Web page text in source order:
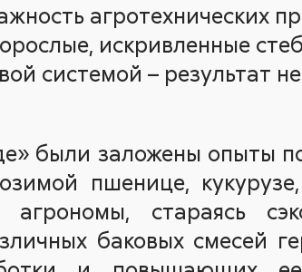
агротехнических
искривленные
системой – результат
были заложены опыты
пшенице,
стараясь
баковых смесей